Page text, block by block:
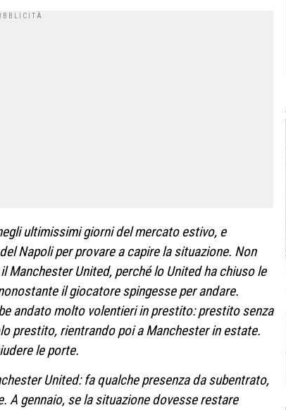
ultimissimi giorni del mercato estivo, e
Napoli per provare a capire la situazione. Non
Manchester United, perché lo United ha chiuso le
il giocatore spingesse per andare.
andato molto volentieri in prestito: prestito senza
prestito, rientrando poi a Manchester in estate.
le porte.
United: fa qualche presenza da subentrato,
A gennaio, se la situazione dovesse restare